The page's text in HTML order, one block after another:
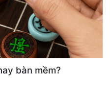
bàn mềm?